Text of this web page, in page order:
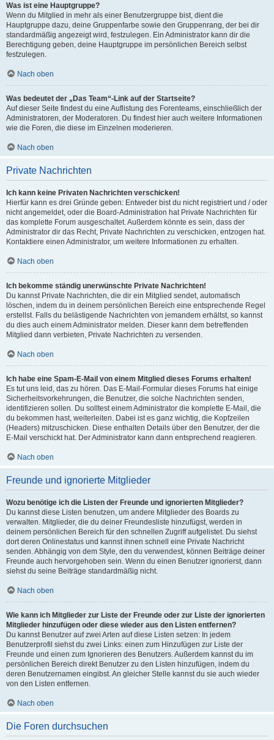
Was ist eine Hauptgruppe?
Wenn du Mitglied in mehr als einer Benutzergruppe bist, dient die
Hauptgruppe dazu, deine Gruppenfarbe sowie den Gruppenrang, der bei dir
standardmäßig angezeigt wird, festzulegen. Ein Administrator kann dir die
Berechtigung geben, deine Hauptgruppe im persönlichen Bereich selbst
festzulegen.
Nach oben
Was bedeutet der „Das Team“-Link auf der Startseite?
Auf dieser Seite findest du eine Auflistung des Forenteams, einschließlich der
Administratoren, der Moderatoren. Du findest hier auch weitere Informationen
wie die Foren, die diese im Einzelnen moderieren.
Nach oben
Private Nachrichten
Ich kann keine Privaten Nachrichten verschicken!
Hierfür kann es drei Gründe geben: Entweder bist du nicht registriert und / oder
nicht angemeldet, oder die Board-Administration hat Private Nachrichten für
das komplette Forum ausgeschaltet. Außerdem könnte es sein, dass der
Administrator dir das Recht, Private Nachrichten zu verschicken, entzogen hat.
Kontaktiere einen Administrator, um weitere Informationen zu erhalten.
Nach oben
Ich bekomme ständig unerwünschte Private Nachrichten!
Du kannst Private Nachrichten, die dir ein Mitglied sendet, automatisch
löschen, indem du in deinem persönlichen Bereich eine entsprechende Regel
erstellst. Falls du belästigende Nachrichten von jemandem erhältst, so kannst
du dies auch einem Administrator melden. Dieser kann dem betreffenden
Mitglied dann verbieten, Private Nachrichten zu versenden.
Nach oben
Ich habe eine Spam-E-Mail von einem Mitglied dieses Forums erhalten!
Es tut uns leid, das zu hören. Das E-Mail-Formular dieses Forums hat einige
Sicherheitsvorkehrungen, die Benutzer, die solche Nachrichten senden,
identifizieren sollen. Du solltest einem Administrator die komplette E-Mail, die
du bekommen hast, weiterleiten. Dabei ist es ganz wichtig, die Kopfzeilen
(Headers) mitzuschicken. Diese enthalten Details über den Benutzer, der die
E-Mail verschickt hat. Der Administrator kann dann entsprechend reagieren.
Nach oben
Freunde und ignorierte Mitglieder
Wozu benötige ich die Listen der Freunde und ignorierten Mitglieder?
Du kannst diese Listen benutzen, um andere Mitglieder des Boards zu
verwalten. Mitglieder, die du deiner Freundesliste hinzufügst, werden in
deinem persönlichen Bereich für den schnellen Zugriff aufgelistet. Du siehst
dort deren Onlinestatus und kannst ihnen schnell eine Private Nachricht
senden. Abhängig von dem Style, den du verwendest, können Beiträge deiner
Freunde auch hervorgehoben sein. Wenn du einen Benutzer ignorierst, dann
siehst du seine Beiträge standardmäßig nicht.
Nach oben
Wie kann ich Mitglieder zur Liste der Freunde oder zur Liste der ignorierten
Mitglieder hinzufügen oder diese wieder aus den Listen entfernen?
Du kannst Benutzer auf zwei Arten auf diese Listen setzen: In jedem
Benutzerprofil siehst du zwei Links: einen zum Hinzufügen zur Liste der
Freunde und einen zum Ignorieren des Benutzers. Außerdem kannst du im
persönlichen Bereich direkt Benutzer zu den Listen hinzufügen, indem du
deren Benutzernamen eingibst. An gleicher Stelle kannst du sie auch wieder
von den Listen entfernen.
Nach oben
Die Foren durchsuchen